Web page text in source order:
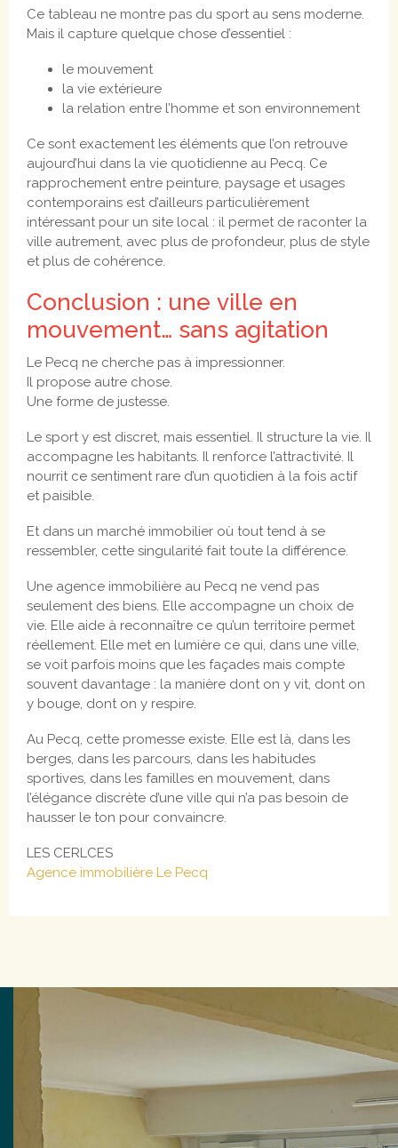
Ce tableau ne montre pas du sport au sens moderne.
Mais il capture quelque chose d’essentiel :
le mouvement
la vie extérieure
la relation entre l’homme et son environnement
Ce sont exactement les éléments que l’on retrouve
aujourd’hui dans la vie quotidienne au Pecq. Ce
rapprochement entre peinture, paysage et usages
contemporains est d’ailleurs particulièrement
intéressant pour un site local : il permet de raconter la
ville autrement, avec plus de profondeur, plus de style
et plus de cohérence.
Conclusion : une ville en
mouvement… sans agitation
Le Pecq ne cherche pas à impressionner.
Il propose autre chose.
Une forme de justesse.
Le sport y est discret, mais essentiel. Il structure la vie. Il
accompagne les habitants. Il renforce l’attractivité. Il
nourrit ce sentiment rare d’un quotidien à la fois actif
et paisible.
Et dans un marché immobilier où tout tend à se
ressembler, cette singularité fait toute la différence.
Une agence immobilière au Pecq ne vend pas
seulement des biens. Elle accompagne un choix de
vie. Elle aide à reconnaître ce qu’un territoire permet
réellement. Elle met en lumière ce qui, dans une ville,
se voit parfois moins que les façades mais compte
souvent davantage : la manière dont on y vit, dont on
y bouge, dont on y respire.
Au Pecq, cette promesse existe. Elle est là, dans les
berges, dans les parcours, dans les habitudes
sportives, dans les familles en mouvement, dans
l’élégance discrète d’une ville qui n’a pas besoin de
hausser le ton pour convaincre.
LES CERLCES
Agence immobilière Le Pecq